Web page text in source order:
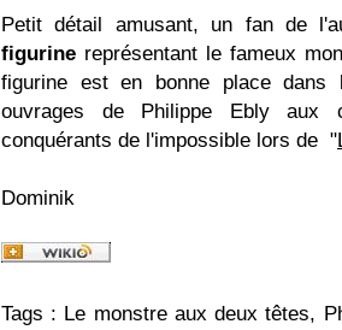
Petit détail amusant, un fan de
figurine représentant le fameux
figurine est en bonne place dans
ouvrages de Philippe Ebly aux
conquérants de l'impossible lors de "
Dominik
Tags : Le monstre aux deux têtes,